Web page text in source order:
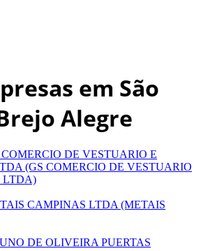
em São
Alegre
COMERCIO DE VESTUARIO E
(GS COMERCIO DE VESTUARIO
LTDA)
CAMPINAS LTDA (METAIS
DE OLIVEIRA PUERTAS